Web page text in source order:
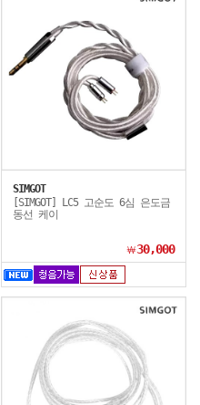
SIMGOT
[SIMGOT] LC5 고순도 6심 은도금
동선 케이
￦30,000